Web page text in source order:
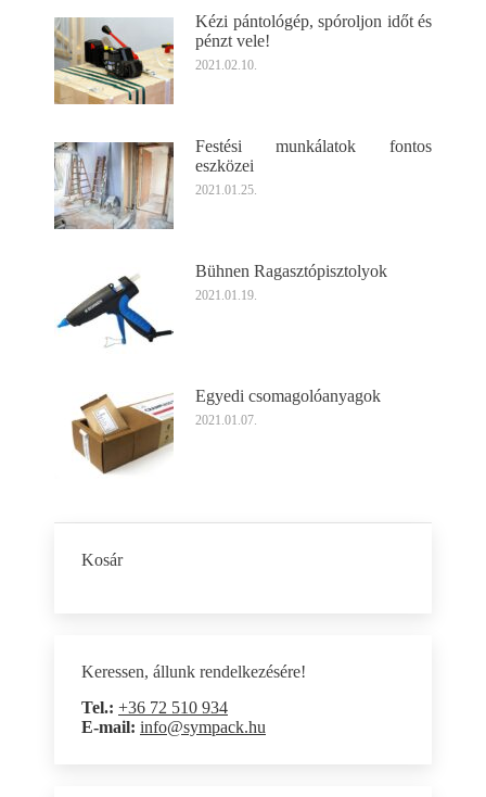
Kézi pántológép, spóroljon időt és
pénzt vele!
2021.02.10.
Festési munkálatok fontos
eszközei
2021.01.25.
Bühnen Ragasztópisztolyok
2021.01.19.
Egyedi csomagolóanyagok
2021.01.07.
Kosár
Keressen, állunk rendelkezésére!
Tel.: +36 72 510 934
E-mail: info@sympack.hu